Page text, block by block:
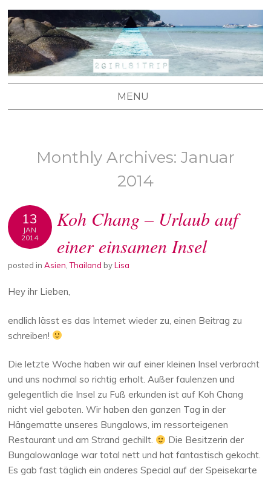
2 GIRLS 1 TRIP
Stefanie's und Lisa's Reiseblog
MENU
Monthly Archives: Januar
2014
13
JAN
2014
Koh Chang – Urlaub auf
einer einsamen Insel
posted in Asien ,Thailand byLisa
Hey ihr Lieben,
endlich lässt es das Internet wieder zu, einen Beitrag zu
schreiben!
Die letzte Woche haben wir auf einer kleinen Insel verbracht
und uns nochmal so richtig erholt. Außer faulenzen und
gelegentlich die Insel zu Fuß erkunden ist auf Koh Chang
nicht viel geboten. Wir haben den ganzen Tag in der
Hängematte unseres Bungalows, im ressorteigenen
Restaurant und am Strand gechillt.
Die Besitzerin der
Bungalowanlage war total nett und hat fantastisch gekocht.
Es gab fast täglich ein anderes Special auf der Speisekarte